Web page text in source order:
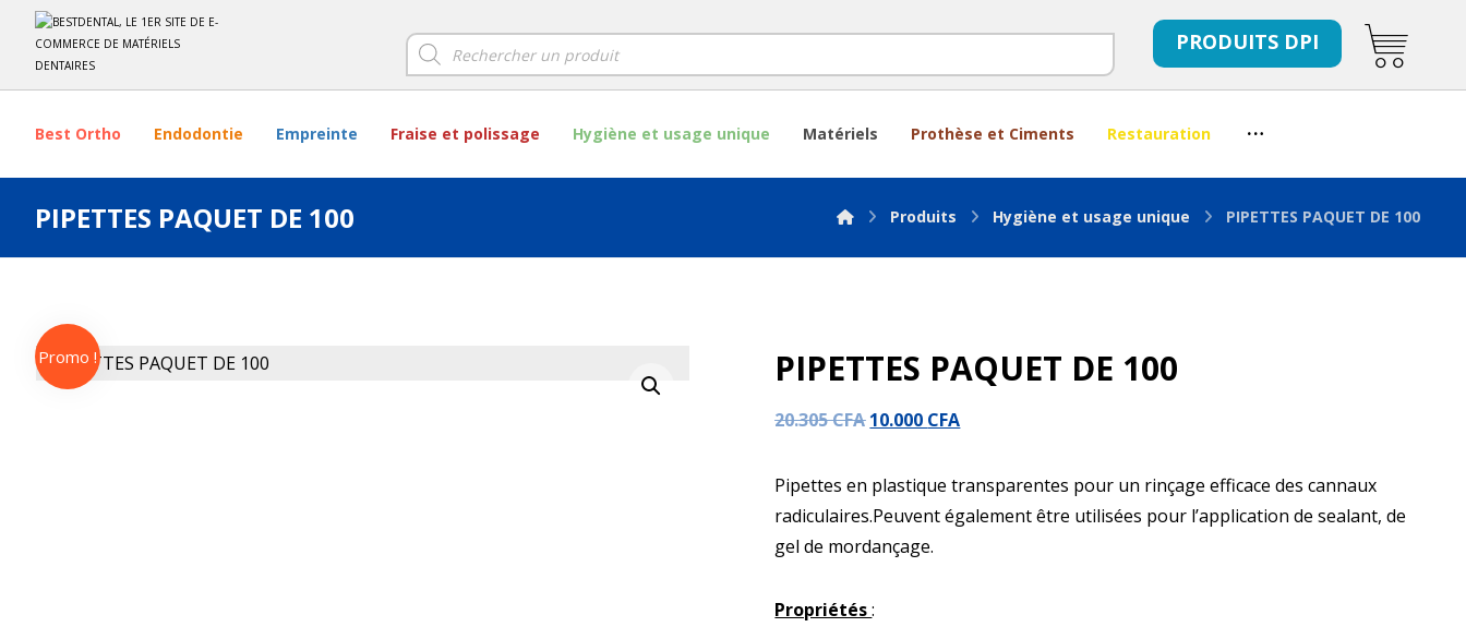
PRODUITS DPI
Best Ortho Endodontie Empreinte Fraise et polissage Hygiène et usage unique Matériels Prothèse et Ciments Restauration
PIPETTES PAQUET DE 100 Produits Hygiène et usage unique PIPETTES PAQUET DE 100
Promo ! PIPETTES PAQUET DE 100
20.305CFA 10.000 CFA
Pipettes en plastique transparentes pour un rinçage efficace des cannaux
radiculaires.Peuvent également être utilisées pour l’application de sealant, de
gel de mordançage.
Propriétés: